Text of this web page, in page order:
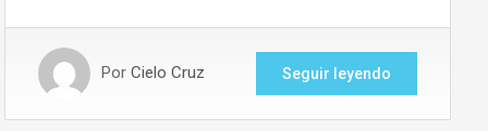
Por Cielo Cruz Seguir leyendo